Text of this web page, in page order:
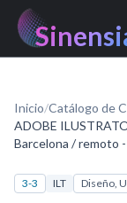
Inicio/Catálogo de
ADOBE
Barcelona / remoto
3-3 ILT Diseño,